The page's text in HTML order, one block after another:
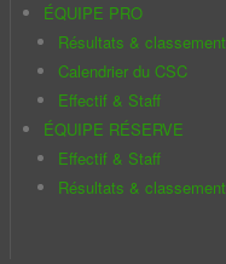
ÉQUIPE PRO
Résultats & classement
Calendrier du CSC
Effectif & Staff
ÉQUIPE RÉSERVE
Effectif & Staff
Résultats & classement